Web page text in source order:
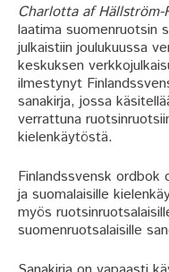
Charlotta af Hällström-
laatima suomenruotsin
julkaistiin joulukuussa
keskuksen
ilmestynyt
sanakirja, jossa
verrattuna
kielenkäytöstä.
Finlandssvensk
ja suomalaisille
myös
suomenruotsalaisille